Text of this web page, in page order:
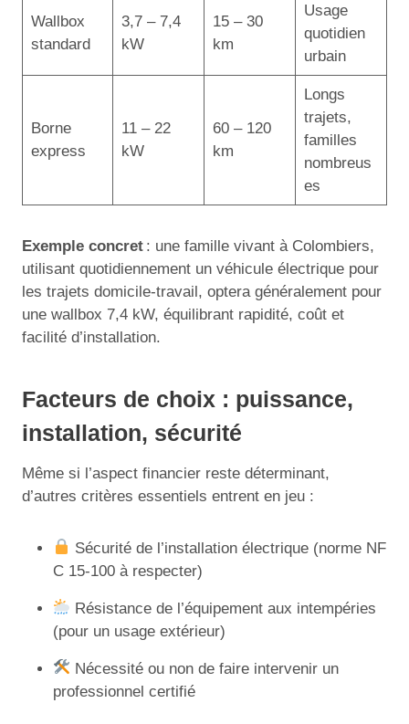
Wallbox
standard
3,7 – 7,4
kW
15 – 30
km
Usage
quotidien
urbain
Borne
express
11 – 22
kW
60 – 120
km
Longs
trajets,
familles
nombreus
es
Exemple concret : une famille vivant à Colombiers,
utilisant quotidiennement un véhicule électrique pour
les trajets domicile-travail, optera généralement pour
une wallbox 7,4 kW, équilibrant rapidité, coût et
facilité d’installation.
Facteurs de choix : puissance,
installation, sécurité
Même si l’aspect financier reste déterminant,
d’autres critères essentiels entrent en jeu :
Sécurité de l’installation électrique (norme NF
C 15-100 à respecter)
Résistance de l’équipement aux intempéries
(pour un usage extérieur)
Nécessité ou non de faire intervenir un
professionnel certifié